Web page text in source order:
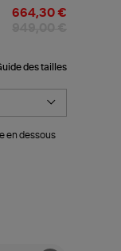
664,30 €
des tailles
en dessous